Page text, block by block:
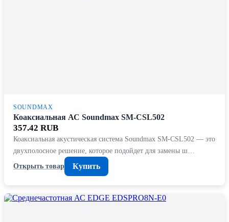
SOUNDMAX
Коаксиальная АС Soundmax SM-CSL502
357.42 RUB
Коаксиальная акустическая система Soundmax SM-CSL502 — это
двухполосное решение, которое подойдет для замены ш…
Открыть товар
Купить